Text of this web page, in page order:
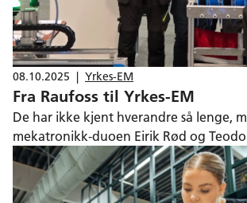
08.10.2025 | Yrkes-EM
Fra Raufoss til Yrkes-EM
De har ikke kjent hverandre så lenge,
mekatronikk-duoen Eirik Rød og
en solid prestasjon under Yrkes-EM i
guttene ligger hemmeligheten i at de
styrke.